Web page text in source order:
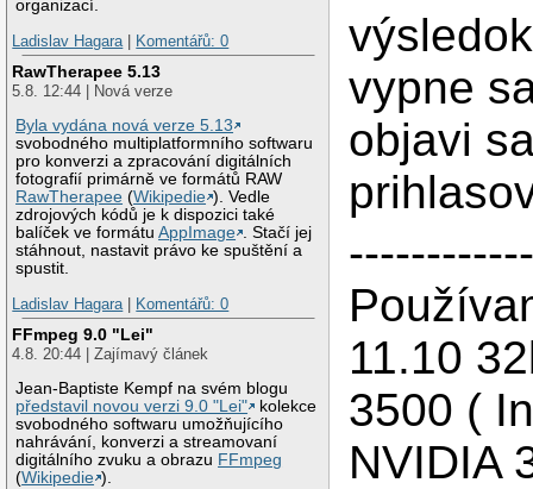
organizací.
Ladislav Hagara
Komentářů: 0
RawTherapee 5.13
5.8. 12:44 | Nová verze
Byla vydána nová verze 5.13
svobodného multiplatformního softwaru
pro konverzi a zpracování digitálních
fotografií primárně ve formátů RAW
RawTherapee (Wikipedie ). Vedle
zdrojových kódů je k dispozici také
balíček ve formátuAppImage . Stačí jej
stáhnout, nastavit právo ke spuštění a
spustit.
Ladislav Hagara
Komentářů: 0
FFmpeg 9.0 "Lei"
4.8. 20:44 | Zajímavý článek
Jean-Baptiste Kempf na svém blogu
představil novou verzi 9.0 "Lei"
kolekce
svobodného softwaru umožňujícího
nahrávání, konverzi a streamovaní
digitálního zvuku a obrazu FFmpeg
(Wikipedie ).
vypne
objavi
11.10
3500 (
NVIDIA